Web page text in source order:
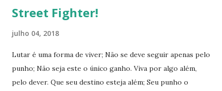
Street Fighter!
julho 04, 2018
Lutar é uma forma de viver; Não se deve seguir apenas pelo
punho; Não seja este o único ganho. Viva por algo além,
pelo dever. Que seu destino esteja além; Seu punho o